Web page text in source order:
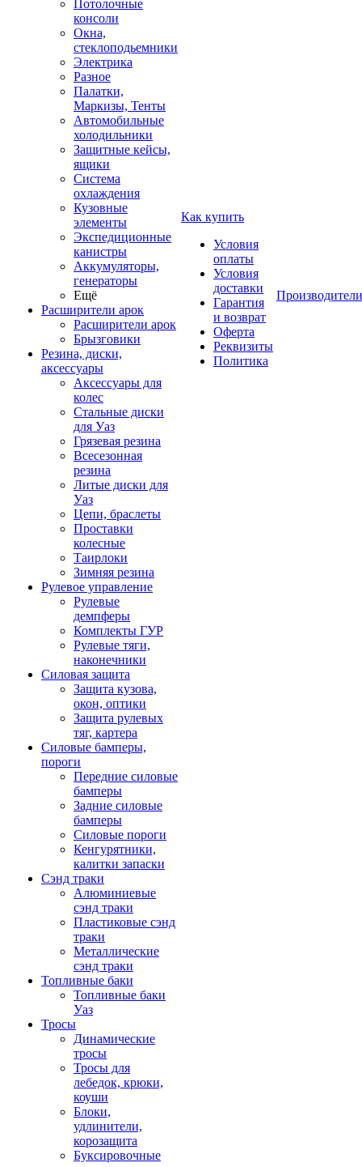
Потолочные
консоли
Окна,
стеклоподьемники
Электрика
Разное
Палатки,
Маркизы, Тенты
Автомобильные
холодильники
Защитные кейсы,
ящики
Система
охлаждения
Кузовные
элементы
Экспедиционные
канистры
Аккумуляторы,
генераторы
Ещё
Расширители арок
Расширители арок
Брызговики
Резина, диски,
аксессуары
Аксессуары для
колес
Стальные диски
для Уаз
Грязевая резина
Всесезонная
резина
Литые диски для
Уаз
Цепи, браслеты
Проставки
колесные
Таирлоки
Зимняя резина
Рулевое управление
Рулевые
демпферы
Комплекты ГУР
Рулевые тяги,
наконечники
Силовая защита
Защита кузова,
окон, оптики
Защита рулевых
тяг, картера
Силовые бамперы,
пороги
Передние силовые
бамперы
Задние силовые
бамперы
Силовые пороги
Кенгурятники,
калитки запаски
Сэнд траки
Алюминиевые
сэнд траки
Пластиковые сэнд
траки
Металлические
сэнд траки
Топливные баки
Топливные баки
Уаз
Тросы
Динамические
тросы
Тросы для
лебедок, крюки,
коуши
Блоки,
удлинители,
корозащита
Буксировочные
Как купить
Условия
оплаты
Условия
доставки
Гарантия
и возврат
Оферта
Реквизиты
Политика
Производители